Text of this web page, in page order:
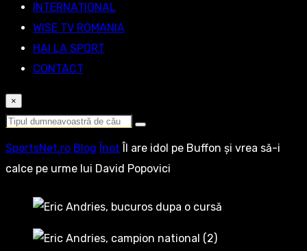
INTERNAȚIONAL
WISE TV ROMANIA
HAI LA SPORT
CONTACT
×
SportsNet.ro Blog Înot
Îl are idol pe Buffon și vrea să-i
calce pe urme lui David Popovici